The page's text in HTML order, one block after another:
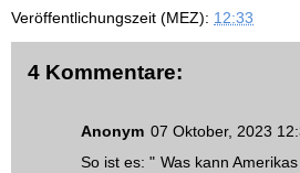
Veröffentlichungszeit (MEZ): 12:33
4 Kommentare:
Anonym 07 Oktober, 2023
So ist es: " Was kann